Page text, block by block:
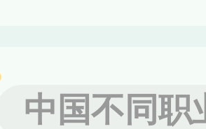
荣誉，
中国不同职